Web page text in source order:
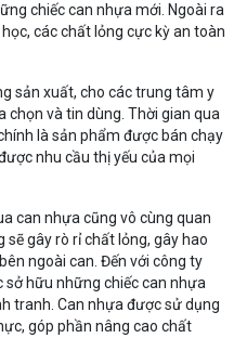
chiếc can nhựa mới. Ngoài ra
các chất lỏng cực kỳ an toàn
sản xuất, cho các trung tâm y
chọn và tin dùng. Thời gian qua
là sản phẩm được bán chạy
nhu cầu thị yếu của mọi
can nhựa cũng vô cùng quan
gây rò rỉ chất lỏng, gây hao
ngoài can. Đến với công ty
sở hữu những chiếc can nhựa
tranh. Can nhựa được sử dụng
góp phần nâng cao chất